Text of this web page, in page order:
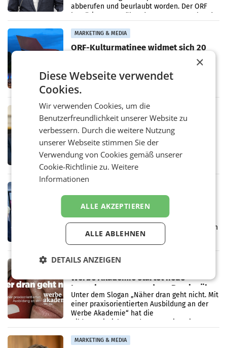
abberufen und beurlaubt worden. Der ORF
bestätigte gegenüber der APA entsprechende
MARKETING & MEDIA
ORF-Kulturmatinee widmet sich 20
Jahren Grafenegg Festival und Peter
Lillian Moschen das Publikum ab 9.05 Uhr
durch die ORF-„Kulturmatinee“. Die Sendung
startet mit der Dokumentation „20 Jahre
Grafenegg
MARKETING & MEDIA
APA-Comm-Ranking: Christian
Stocker mit höchster Medienpräsenz
im Juli
Das APA-Comm-Politik-Ranking untersucht
monatlich die Berichterstattung von zwölf
österreichischen Tageszeitungen und
Politiker Österreichs die
Prozess zu Warner-Übernahme erst
im März 2027
LOS ANGELES Die geplante Übernahme des
Hollywood-Urgesteins Warner Brothers durch
den Rivalen Paramount wird noch lange in
der Schwebe bleiben. Eine Richterin setzte
MARKETING & MEDIA
Werbe Akademie startet neue
Imagekampagne rund um Praxisnähe
Unter dem Slogan „Näher dran geht nicht. Mit
einer praxisorientierten Ausbildung an der
Werbe Akademie“ hat die
Bildungseinrichtung des WIFI Wien eine neue
MARKETING & MEDIA
×
Diese Webseite verwendet
Cookies.
Wir verwenden Cookies, um die
Benutzerfreundlichkeit unserer Website zu
verbessern. Durch die weitere Nutzung
unserer Webseite stimmen Sie der
Verwendung von Cookies gemäß unserer
Cookie-Richtlinie zu.Weitere
Informationen
ALLE AKZEPTIEREN
ALLE ABLEHNEN
DETAILS ANZEIGEN